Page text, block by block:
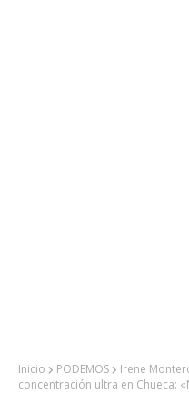
Inicio PODEMOS
Irene
concentración ultra en Chueca: